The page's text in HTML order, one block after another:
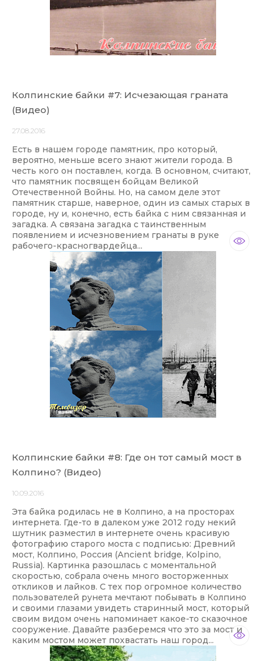
Колпинские байки #7: Исчезающая граната
(Видео)
27.08.2016
Есть в нашем городе памятник, про который,
вероятно, меньше всего знают жители города. В
честь кого он поставлен, когда. В основном, считают,
что памятник посвящен бойцам Великой
Отечественной Войны. Но, на самом деле этот
памятник старше, наверное, один из самых старых в
городе, ну и, конечно, есть байка с ним связанная и
загадка. А связана загадка с таинственным
появлением и исчезновением гранаты в руке
рабочего-красногвардейца...
Колпинские байки #8: Где он тот самый мост в
Колпино? (Видео)
10.09.2016
Эта байка родилась не в Колпино, а на просторах
интернета. Где-то в далеком уже 2012 году некий
шутник разместил в интернете очень красивую
фотографию старого моста с подписью: Древний
мост, Колпино, Россия (Ancient bridge, Kolpino,
Russia). Картинка разошлась с моментальной
скоростью, собрала очень много восторженных
откликов и лайков. С тех пор огромное количество
пользователей рунета мечтают побывать в Колпино
и своими глазами увидеть старинный мост, который
своим видом очень напоминает какое-то сказочное
сооружение. Давайте разберемся что это за мост и
каким мостом может похвастать наш город...